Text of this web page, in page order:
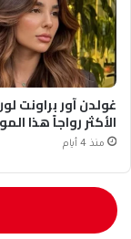
غولدن آور براونت
الأكثر رواجاً هذا
منذ 4 أيام